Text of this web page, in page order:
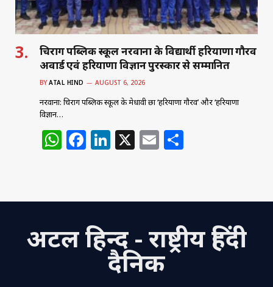
चिराग पब्लिक स्कूल नरवाना के विद्यार्थी हरियाणा गौरव
अवार्ड एवं हरियाणा विज्ञान पुरस्कार से सम्मानित
BY ATAL HIND AUGUST 6, 2026
नरवाना: चिराग पब्लिक स्कूल के मेधावी छात्र ‘हरियाणा गौरव’ और ‘हरियाणा
विज्ञान…
W
s
p
p
F
e
o
o
Li
e
n
X E
l e
अटल हिन्द - राष्ट्रीय हिंदी
दैनिक